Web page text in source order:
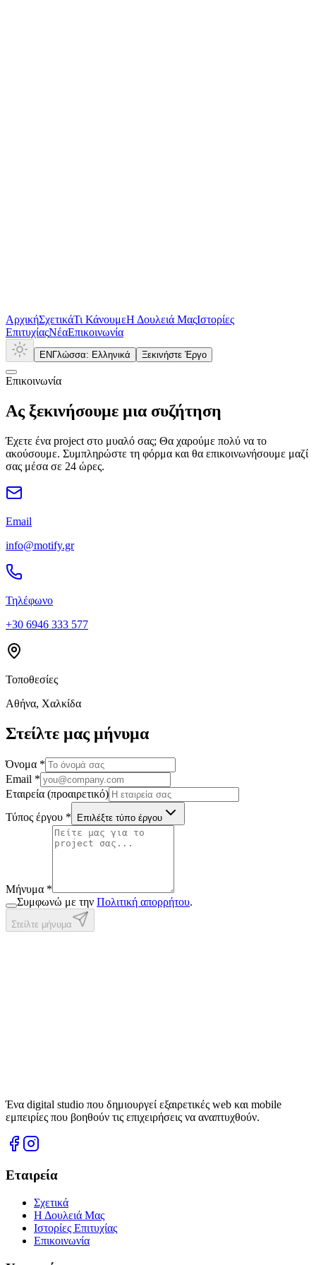
ΑρχικήΣχετικάΤι ΚάνουμεΗ Δουλειά ΜαςΙστορίες
ΕπιτυχίαςΝέαΕπικοινωνία
ΕΝ Γλώσσα: Ελληνικά Ξεκινήστε Έργο
Επικοινωνία
Ας ξεκινήσουμε μια συζήτηση
Έχετε ένα project στο μυαλό σας; Θα χαρούμε πολύ να το
ακούσουμε. Συμπληρώστε τη φόρμα και θα επικοινωνήσουμε μαζί
σας μέσα σε 24 ώρες.
Email
info@motify.gr
Τηλέφωνο
+30 6946 333 577
Τοποθεσίες
Αθήνα, Χαλκίδα
Στείλτε μας μήνυμα
Όνομα *
Email *
Εταιρεία (προαιρετικό)
Τύπος έργου *
Επιλέξτε τύπο έργου
Μήνυμα *
Συμφωνώ με την Πολιτική απορρήτου.
Στείλτε μήνυμα
Ένα digital studio που δημιουργεί εξαιρετικές web και mobile
εμπειρίες που βοηθούν τις επιχειρήσεις να αναπτυχθούν.
Εταιρεία
Σχετικά
Η Δουλειά Μας
Ιστορίες Επιτυχίας
Επικοινωνία